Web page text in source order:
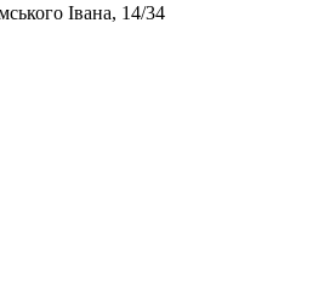
Івана, 14/34